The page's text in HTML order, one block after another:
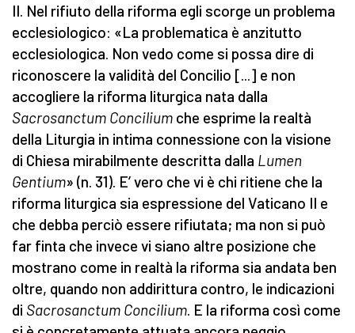
II. Nel rifiuto della riforma egli scorge un problema
ecclesiologico: «La problematica è anzitutto
ecclesiologica. Non vedo come si possa dire di
riconoscere la validità del Concilio [...] e non
accogliere la riforma liturgica nata dalla
Sacrosanctum Concilium che esprime la realtà
della Liturgia in intima connessione con la visione
di Chiesa mirabilmente descritta dalla Lumen
Gentium» (n. 31). E’ vero che vi è chi ritiene che la
riforma liturgica sia espressione del Vaticano II e
che debba perciò essere rifiutata; ma non si può
far finta che invece vi siano altre posizione che
mostrano come in realtà la riforma sia andata ben
oltre, quando non addirittura contro, le indicazioni
di Sacrosanctum Concilium. E la riforma così come